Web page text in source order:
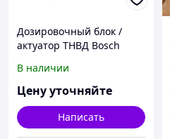
Дозировочный блок /
актуатор ТНВД Bosch
автомобилей КАМАЗ
4308, 43255, 65115, 65116,
65117 / НЕФАЗ / ПАЗ /
ЛИАЗ
В наличии
Цену уточняйте
Написать